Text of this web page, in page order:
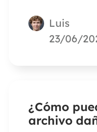
Luis
23/06/
¿Cómo
archivo